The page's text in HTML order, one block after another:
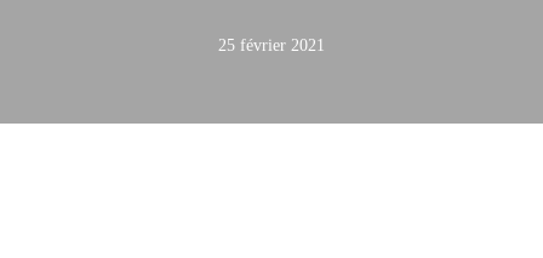
25 février 2021